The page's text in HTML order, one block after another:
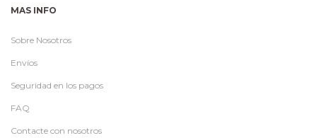
MAS INFO
Sobre Nosotros
Envíos
Seguridad en los pagos
FAQ
Contacte con nosotros